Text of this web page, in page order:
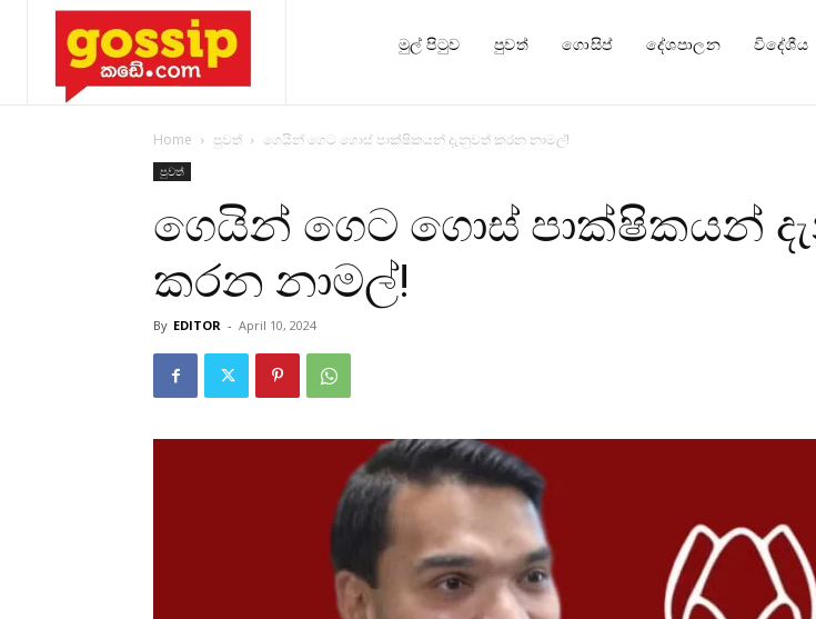
මුල් පිටුව පුවත් ගොසිප් දේශපාලන විදේශීය
Home පුවත් ගෙයින් ගෙට ගොස් පාක්ෂිකයන් දැනුවත් කරන නාමල්!
පුවත්
ගෙයින් ගෙට ගොස් පාක්ෂිකයන්
කරන නාමල්!
By EDITOR - April 10, 2024